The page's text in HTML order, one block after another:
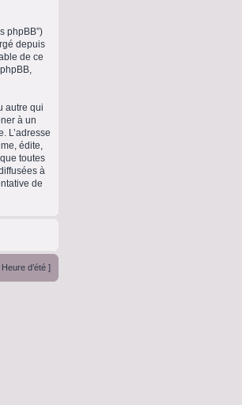
phpBB”)
depuis
de ce
autre qui
à un
L’adresse
édite,
toutes
à
de
d’été ]